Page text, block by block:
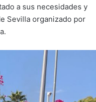
a sus necesidades y
Sevilla organizado por